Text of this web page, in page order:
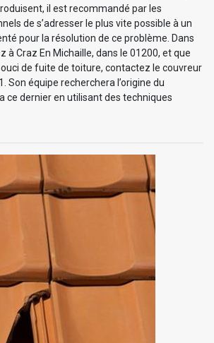
il est recommandé par les
de s’adresser le plus vite possible à un
pour la résolution de ce problème. Dans
à Craz En Michaille, dans le 01200, et que
de fuite de toiture, contactez le couvreur
Son équipe recherchera l’origine du
ce dernier en utilisant des techniques